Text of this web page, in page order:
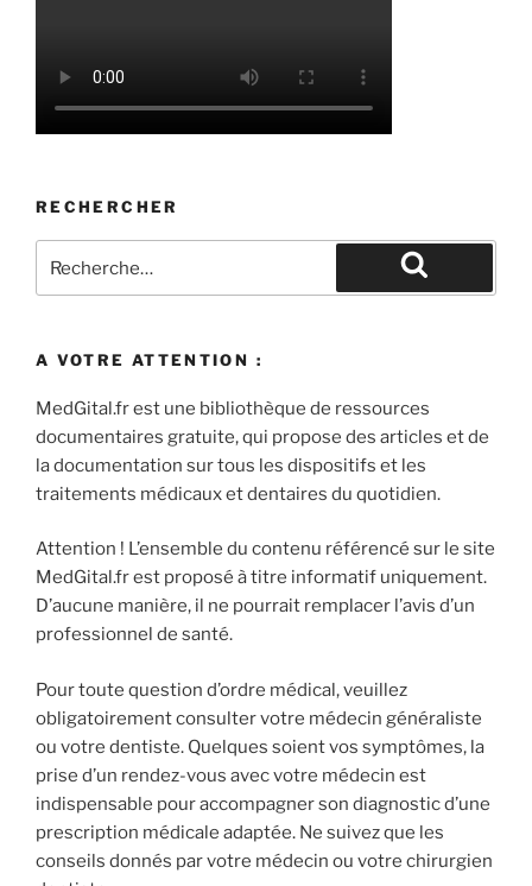
RECHERCHER
pour
Recherche
A VOTRE ATTENTION :
MedGital.fr est une bibliothèque de ressources
documentaires gratuite, qui propose des articles et de
la documentation sur tous les dispositifs et les
traitements médicaux et dentaires du quotidien.
Attention ! L’ensemble du contenu référencé sur le site
MedGital.fr est proposé à titre informatif uniquement.
D’aucune manière, il ne pourrait remplacer l’avis d’un
professionnel de santé.
Pour toute question d’ordre médical, veuillez
obligatoirement consulter votre médecin généraliste
ou votre dentiste. Quelques soient vos symptômes, la
prise d’un rendez-vous avec votre médecin est
indispensable pour accompagner son diagnostic d’une
prescription médicale adaptée. Ne suivez que les
conseils donnés par votre médecin ou votre chirurgien